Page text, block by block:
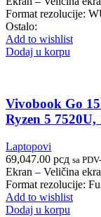
Format rezolucije:
Ostalo:
Add to wishlist
Dodaj u korpu
Vivobook Go
Ryzen 5
Laptopovi
69,047.00 рсд sa
Ekran – Veličina
Format rezolucije:
Add to wishlist
Dodaj u korpu